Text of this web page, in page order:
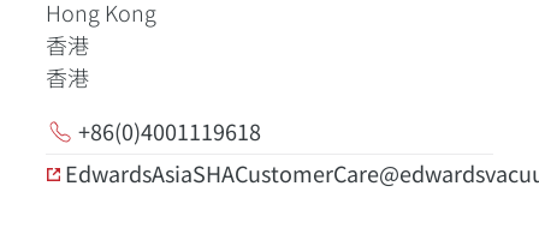
Hong Kong
香港
香港
+86(0)4001119618